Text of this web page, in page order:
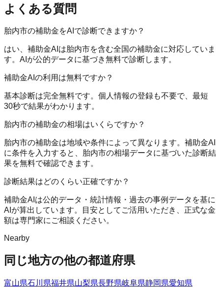
よくある質問
胎内市の補助金をAIで診断できますか？
はい、補助金AIは胎内市を含む全国の補助金に対応していま
す。AIが公的データに基づき無料で診断します。
補助金AIの利用は無料ですか？
基本診断は完全無料です。個人情報の登録も不要で、最短
30秒で結果がわかります。
胎内市の補助金の相場はいくらですか？
胎内市の補助金は地域や条件によって異なります。補助金AI
に条件を入力すると、胎内市の相場データに基づいた診断結
果を無料で確認できます。
診断結果はどのくらい正確ですか？
補助金AIは公的データ・統計情報・過去の事例データを基に
AIが算出しています。目安としてご活用いただき、正式な金
額は専門家にご相談ください。
Nearby
同じ地方の他の都道府県
富山県石川県福井県山梨県長野県岐阜県静岡県愛知県